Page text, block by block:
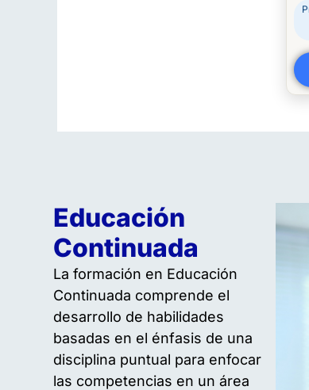
Educación
Continuada
La formación en Educación
Continuada comprende el
desarrollo de habilidades
basadas en el énfasis de una
disciplina puntual para enfocar
las competencias en un área